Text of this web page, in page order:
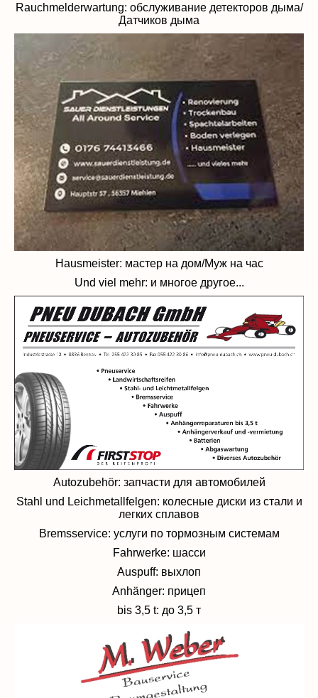
Rauchmelderwartung: обслуживание детекторов дыма/
Датчиков дыма
Hausmeister: мастер на дом/Муж на час
Und viel mehr: и многое другое...
Autozubehör: запчасти для автомобилей
Stahl und Leichmetallfelgen: колесные диски из стали и
легких сплавов
Bremsservice: услуги по тормозным системам
Fahrwerke: шасси
Auspuff: выхлоп
Anhänger: прицеп
bis 3,5 t: до 3,5 т